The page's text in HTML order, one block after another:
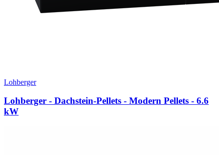
Lohberger
Lohberger - Dachstein-Pellets - Modern Pellets - 6.6
kW